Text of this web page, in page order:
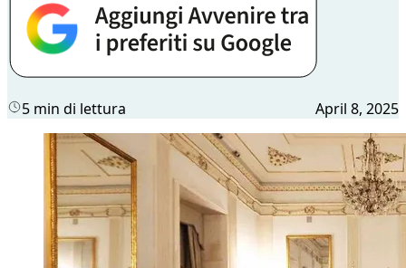
5 min di lettura April 8, 2025